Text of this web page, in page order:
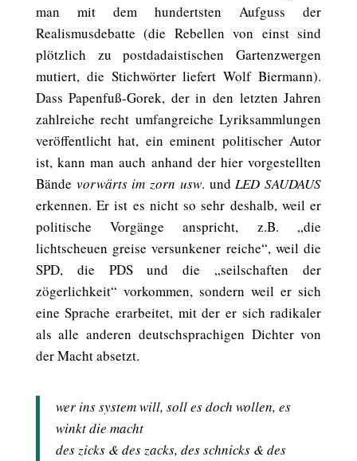
man mit dem hundertsten Aufguss der
Realismusdebatte (die Rebellen von einst sind
plötzlich zu postdadaistischen Gartenzwergen
mutiert, die Stichwörter liefert Wolf Biermann).
Dass Papenfuß-Gorek, der in den letzten Jahren
zahlreiche recht umfangreiche Lyriksammlungen
veröffentlicht hat, ein eminent politischer Autor
ist, kann man auch anhand der hier vorgestellten
Bände vorwärts im zorn usw. undLED SAUDAUS
erkennen. Er ist es nicht so sehr deshalb, weil er
politische Vorgänge anspricht, z.B. „die
lichtscheuen greise versunkener reiche“, weil die
SPD, die PDS und die „seilschaften der
zögerlichkeit“ vorkommen, sondern weil er sich
eine Sprache erarbeitet, mit der er sich radikaler
als alle anderen deutschsprachigen Dichter von
der Macht absetzt.
wer ins system will, soll es doch wollen, es
winkt die macht
des zicks & des zacks, des schnicks & des